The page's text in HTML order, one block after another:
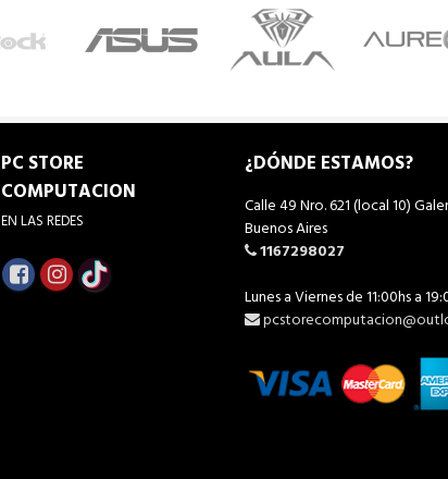
PC STORE
COMPUTACION
EN LAS REDES
¿DÓNDE ESTAMOS?
Calle 49 Nro. 621 (local 10)
Buenos Aires
1167298027
Lunes a Viernes de 11:00hs a